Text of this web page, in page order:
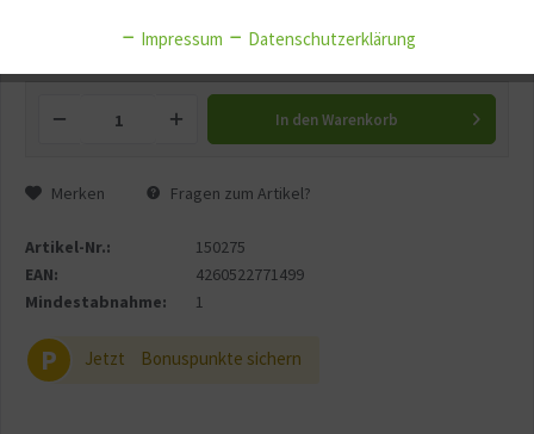
In den Warenkorb
Merken Fragen zum Artikel?
Artikel-Nr.:
150275
EAN:
4260522771499
Mindestabnahme:
1
P Jetzt Bonuspunkte sichern
Service Aktiv
Aktiv
Impressum Datenschutzerklärung